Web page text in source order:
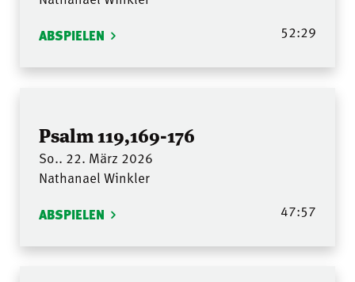
ABSPIELEN 52:29
Psalm 119,169-176
So.. 22. März 2026
Nathanael Winkler
ABSPIELEN 47:57